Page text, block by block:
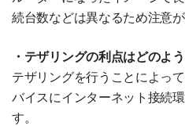
続台数などは異なるため注意が
・テザリングの利点はどのよ
テザリングを行うことによっ
バイスにインターネット接続
す。